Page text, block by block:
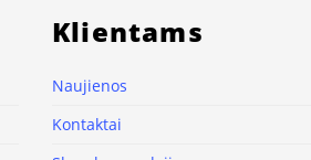
Klientams
Naujienos
Kontaktai